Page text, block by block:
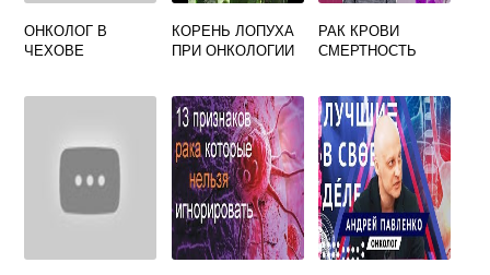
ОНКОЛОГ В
ЧЕХОВЕ
КОРЕНЬ ЛОПУХА
ПРИ ОНКОЛОГИИ
РАК КРОВИ
СМЕРТНОСТЬ